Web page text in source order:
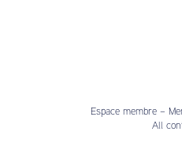
Espace membre–
All